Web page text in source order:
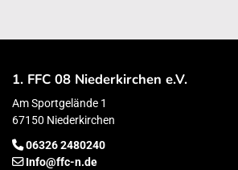
1. FFC 08 Niederkirchen e.V.
Am Sportgelände 1
67150 Niederkirchen
06326 2480240
Info@ffc-n.de